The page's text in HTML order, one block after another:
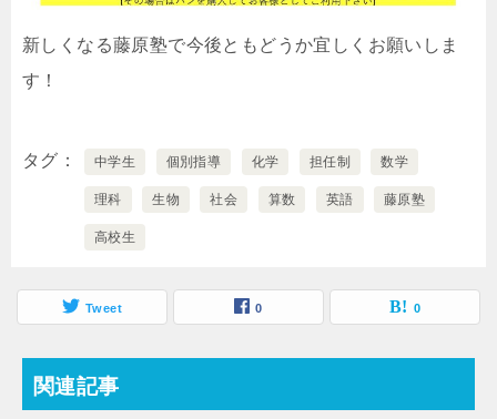
新しくなる藤原塾で今後ともどうか宜しくお願いしま
す！
タグ 中学生 個別指導 化学 担任制 数学
理科 生物 社会 算数 英語 藤原塾
高校生
Tweet 0 0
関連記事